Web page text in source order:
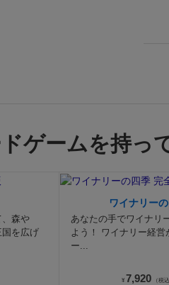
ゲームを持っ
、森や
を広げ
ワイナリー
あなたの手でワイナリ
よう！ ワイナリー経営
ー...
¥ 7,920 （税